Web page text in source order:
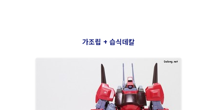
가조립 + 습식데칼